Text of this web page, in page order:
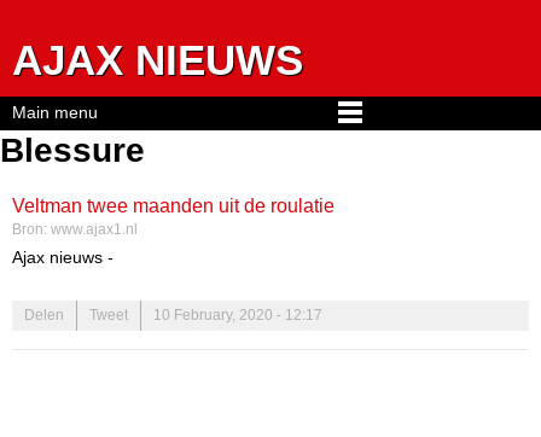
AJAX NIEUWS
Blessure
Veltman twee maanden uit de roulatie
Bron: www.ajax1.nl
Ajax nieuws -
Maandagochtend maakte Ajax bekend dat Joël Veltman
geopereerd moet worden. De centrale verdediger viel na een half
uur spelen uit in het duel tegen PSV. Uit onderzoek is gebleken dat
Delen Tweet 10 February, 2020 - 12:17
Main menu